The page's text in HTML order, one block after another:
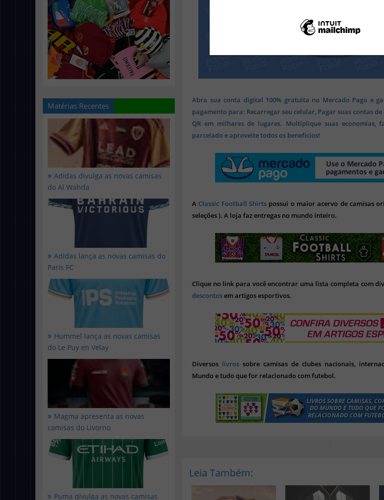
Matérias Recentes
Adidas divulga as novas camisas
do Al Wahda
Adidas lança as novas camisas do
Paris FC
Hummel lança as novas camisas
do Le Puy en Velay
Magma apresenta as novas
camisas do Livorno
Puma divulga as novas camisas
Abra sua conta digital 100% gratuita no Mercado Pago e
pagamento para: Recarregar seu celular, Pagar suas contas
QR em milhares de lugares. Multiplique suas economias,
parcelado e aproveite todos os benefícios!
A Classic Football Shirts possui o maior acervo de camisas
seleções ). A loja faz entregas no mundo inteiro.
Clique no link para você encontrar uma lista completa com
descontosem artigos esportivos.
Diversos livros sobre camisas de clubes nacionais,
Mundo e tudo que for relacionado com futebol.
Leia Também: